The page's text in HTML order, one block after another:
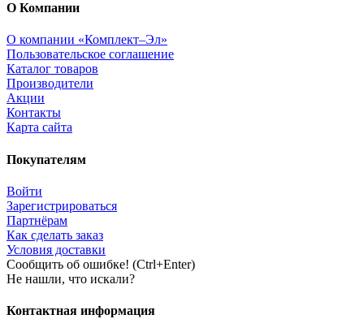
О Компании
О компании «Комплект–Эл»
Пользовательское соглашение
Каталог товаров
Производители
Акции
Контакты
Карта сайта
Покупателям
Войти
Зарегистрироваться
Партнёрам
Как сделать заказ
Условия доставки
Сообщить об ошибке! (Ctrl+Enter)
Не нашли, что искали?
Контактная информация